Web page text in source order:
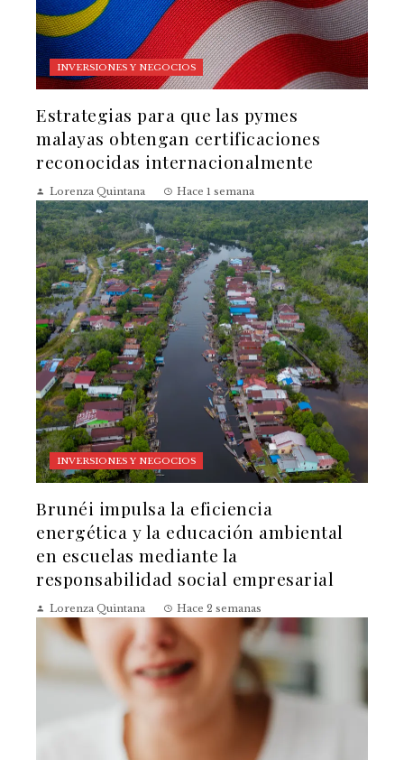
INVERSIONES Y NEGOCIOS
Estrategias para que las pymes
malayas obtengan certificaciones
reconocidas internacionalmente
Lorenza Quintana Hace 1 semana
INVERSIONES Y NEGOCIOS
Brunéi impulsa la eficiencia
energética y la educación ambiental
en escuelas mediante la
responsabilidad social empresarial
Lorenza Quintana Hace 2 semanas